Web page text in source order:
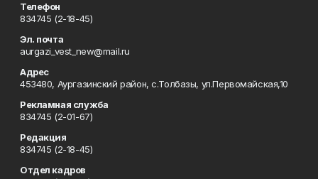
Телефон
834745 (2-18-45)
Эл. почта
aurgazi_vest_new@mail.ru
Адрес
453480, Аургазинский район, с.Толбазы, ул.Первомайская,10
Рекламная служба
834745 (2-01-67)
Редакция
834745 (2-18-45)
Отдел кадров